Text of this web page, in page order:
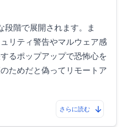
段階で展開されます。ま
リティ警告やマルウェア感
るポップアップで恐怖心を
ためだと偽ってリモートア
さらに読む